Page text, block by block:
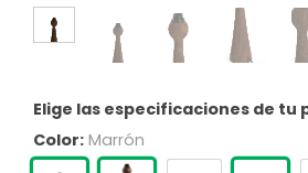
Elige las especificaciones de tu
Color: Marrón